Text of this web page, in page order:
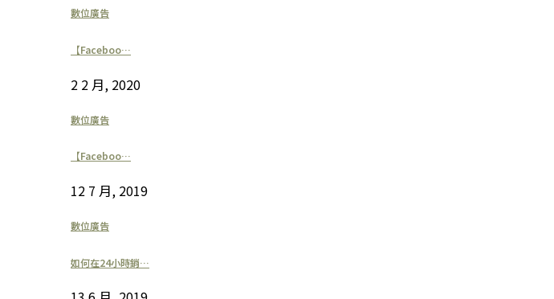
數位廣告
【Faceboo…
2 2 月, 2020
數位廣告
【Faceboo…
12 7 月, 2019
數位廣告
如何在24小時銷…